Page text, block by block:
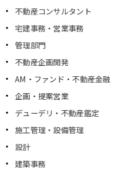
不動産コンサルタント
宅建事務・営業事務
管理部門
不動産企画開発
AM・ファンド・不動産金融
企画・提案営業
デューデリ・不動産鑑定
施工管理・設備管理
設計
建築事務